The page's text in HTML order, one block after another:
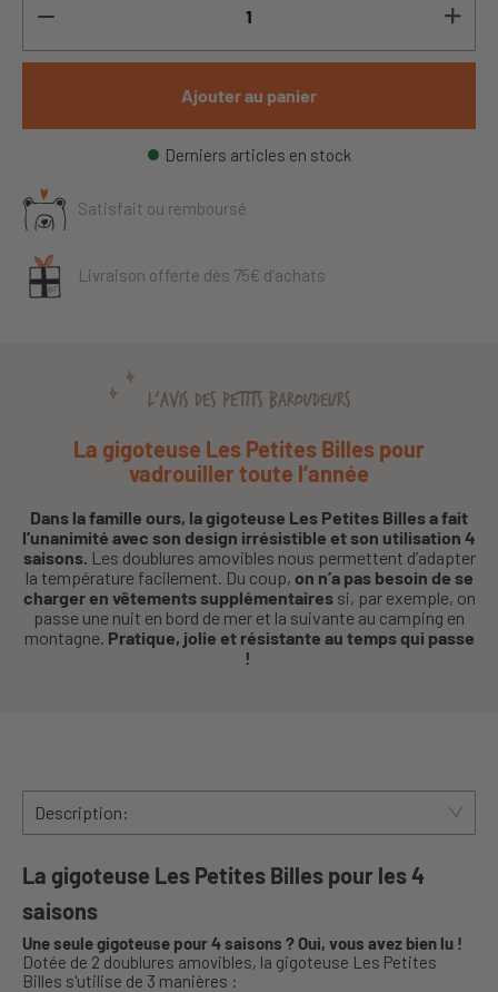
Ajouter au panier
Derniers articles en stock
Satisfait ou remboursé
Livraison offerte dès 75€ d’achats
L'AVIS DES PETITS BAROUDEURS
La gigoteuse Les Petites Billes pour
vadrouiller toute l’année
Dans la famille ours, la gigoteuse Les Petites Billes a fait
l’unanimité avec son design irrésistible et son utilisation 4
saisons. Les doublures amovibles nous permettent d’adapter
la température facilement. Du coup, on n’a pas besoin de se
charger en vêtements supplémentaires si, par exemple, on
passe une nuit en bord de mer et la suivante au camping en
montagne. Pratique, jolie et résistante au temps qui passe
!
Description:
La gigoteuse Les Petites Billes pour les 4
saisons
Une seule gigoteuse pour 4 saisons ? Oui, vous avez bien lu !
Dotée de 2 doublures amovibles, la gigoteuse Les Petites
Billes s'utilise de 3 manières :